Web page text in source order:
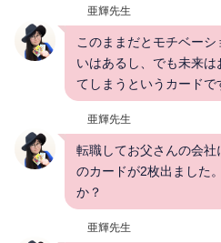
亜輝先生
このままだとモチベー
いはあるし、でも未来
てしまうというカードで
亜輝先生
転職してお父さんの会
のカードが2枚出ました
か？
亜輝先生